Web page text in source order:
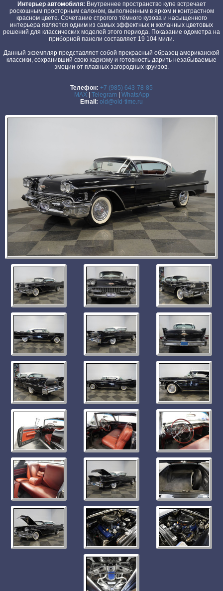
Интерьер автомобиля: Внутреннее пространство купе встречает
роскошным просторным салоном, выполненным в ярком и контрастном
красном цвете. Сочетание строгого тёмного кузова и насыщенного
интерьера является одним из самых эффектных и желанных цветовых
решений для классических моделей этого периода. Показание одометра на
приборной панели составляет 19 104 мили.
Данный экземпляр представляет собой прекрасный образец американской
классики, сохранивший свою харизму и готовность дарить незабываемые
эмоции от плавных загородных круизов.
Телефон: +7 (985) 643-78-85
MAX| Telegram
WhatsApp
Email: old@old-time.ru